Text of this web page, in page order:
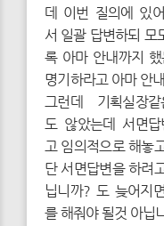
데 이번 질의에 있
서 일괄 답변하되 모
록 아마 안내까지
명기하라고 아마 안
그런데 기획실장같
도 않았는데 서면
고 임의적으로 해놓
단 서면답변을 하려
닙니까? 도 늦어지
를 해줘야 될것 아닙